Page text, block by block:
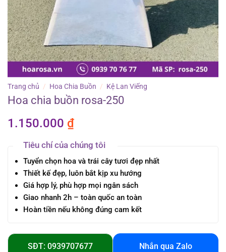
Trang chủ / Hoa Chia Buồn / Kệ Lan Viếng
Hoa chia buồn rosa-250
1.150.000 ₫
Tiêu chí của chúng tôi
Tuyển chọn hoa và trái cây tươi đẹp nhất
Thiết kế đẹp, luôn bắt kịp xu hướng
Giá hợp lý, phù hợp mọi ngân sách
Giao nhanh 2h – toàn quốc an toàn
Hoàn tiền nếu không đúng cam kết
SĐT: 0939707677 Nhắn qua Zalo